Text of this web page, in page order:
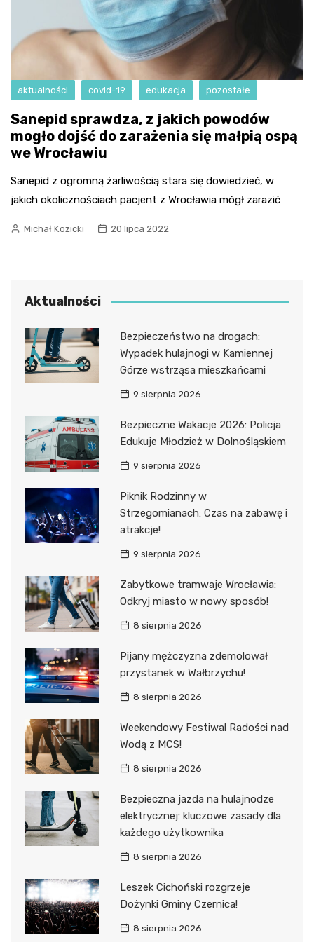
aktualności covid-19 edukacja pozostałe
Sanepid sprawdza, z jakich powodów
mogło dojść do zarażenia się małpią ospą
we Wrocławiu
Sanepid z ogromną żarliwością stara się dowiedzieć, w
jakich okolicznościach pacjent z Wrocławia mógł zarazić
Michał Kozicki 20 lipca 2022
Aktualności
Bezpieczeństwo na drogach:
Wypadek hulajnogi w Kamiennej
Górze wstrząsa mieszkańcami
9 sierpnia 2026
Bezpieczne Wakacje 2026: Policja
Edukuje Młodzież w Dolnośląskiem
9 sierpnia 2026
Piknik Rodzinny w
Strzegomianach: Czas na zabawę i
atrakcje!
9 sierpnia 2026
Zabytkowe tramwaje Wrocławia:
Odkryj miasto w nowy sposób!
8 sierpnia 2026
Pijany mężczyzna zdemolował
przystanek w Wałbrzychu!
8 sierpnia 2026
Weekendowy Festiwal Radości nad
Wodą z MCS!
8 sierpnia 2026
Bezpieczna jazda na hulajnodze
elektrycznej: kluczowe zasady dla
każdego użytkownika
8 sierpnia 2026
Leszek Cichoński rozgrzeje
Dożynki Gminy Czernica!
8 sierpnia 2026